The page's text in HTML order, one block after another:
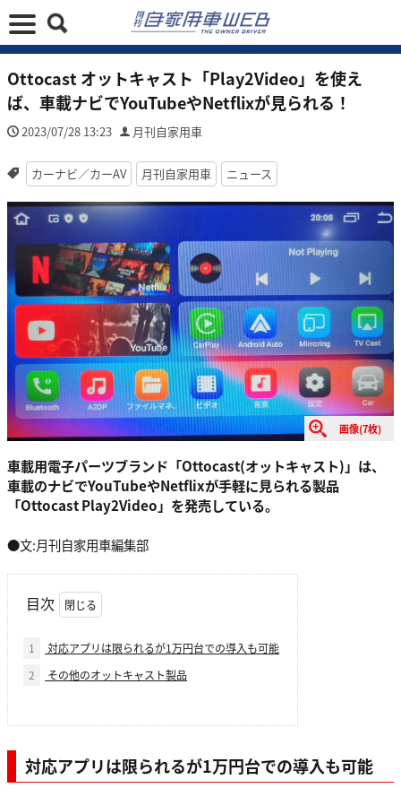
Ottocast オットキャスト「Play2Video」を使え
ば、車載ナビでYouTubeやNetflixが見られる！
2023/07/28 13:23 月刊自家用車
カーナビ／カーAV 月刊自家用車 ニュース
画像(7枚)
車載用電子パーツブランド「Ottocast(オットキャスト)」は、
車載のナビでYouTubeやNetflixが手軽に見られる製品
「Ottocast Play2Video」を発売している。
●文:月刊自家用車編集部
目次
1
対応アプリは限られるが1万円台での導入も可能
2
その他のオットキャスト製品
対応アプリは限られるが1万円台での導入も可能